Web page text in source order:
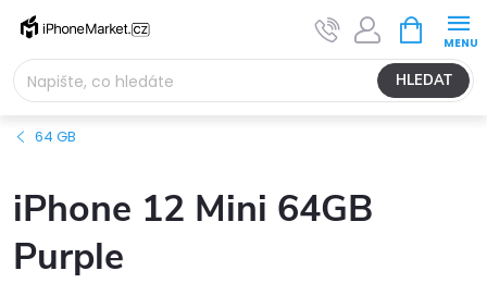
Přejít
obsah
HLEDAT
NÁKUPNÍ
KOŠÍK
64 GB
iPhone 12 Mini 64GB
Purple